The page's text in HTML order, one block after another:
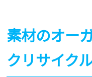
素材のオー
クリサイク